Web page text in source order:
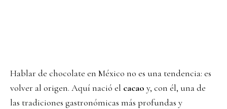
Hablar de chocolate en México no es una tendencia: es
volver al origen. Aquí nació el cacao y, con él, una de
las tradiciones gastronómicas más profundas y